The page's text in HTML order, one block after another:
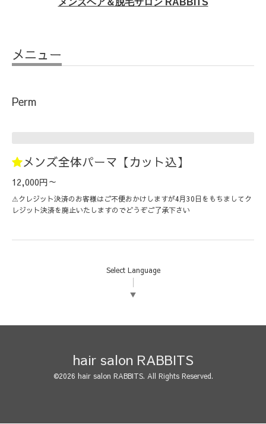
メニュー
Perm
メンズ全体パーマ【カット込】
12,000円～
⚠︎︎クレジット決済のお客様はご不便おかけしますが4月30日をもちましてク
レジット決済を廃止いたしますのでどうぞご了承下さい
Select Language
▼
hair salon RABBITS
©2026 hair salon RABBITS. All Rights Reserved.